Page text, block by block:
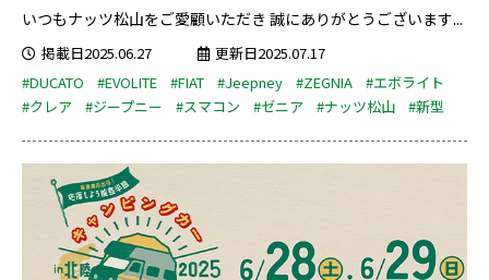
いつもナッツ松山をご愛顧いただき 誠にありがとうございます...
掲載日2025.06.27
更新日2025.07.17
#DUCATO
#EVOLITE #FIAT #Jeepney #ZEGNIA
#エボライト
#クレア
#ジープニー #スマコン #ゼニア #ナッツ松山 #新型